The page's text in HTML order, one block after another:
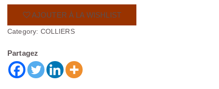
AJOUTER À LA WISHLIST
Category: COLLIERS
Partagez